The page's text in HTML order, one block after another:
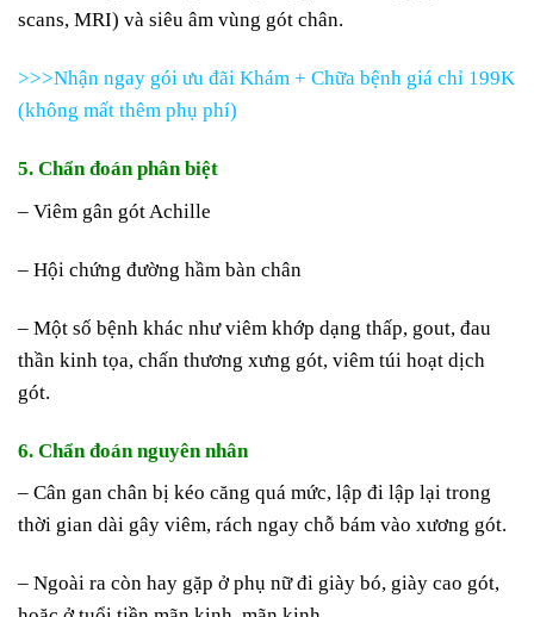
scans, MRI) và siêu âm vùng gót chân.
>>>Nhận ngay gói ưu đãi Khám + Chữa bệnh giá chỉ 199K
(không mất thêm phụ phí)
5. Chẩn đoán phân biệt
– Viêm gân gót Achille
– Hội chứng đường hầm bàn chân
– Một số bệnh khác như viêm khớp dạng thấp, gout, đau
thần kinh tọa, chấn thương xưng gót, viêm túi hoạt dịch
gót.
6. Chẩn đoán nguyên nhân
– Cân gan chân bị kéo căng quá mức, lập đi lập lại trong
thời gian dài gây viêm, rách ngay chỗ bám vào xương gót.
– Ngoài ra còn hay gặp ở phụ nữ đi giày bó, giày cao gót,